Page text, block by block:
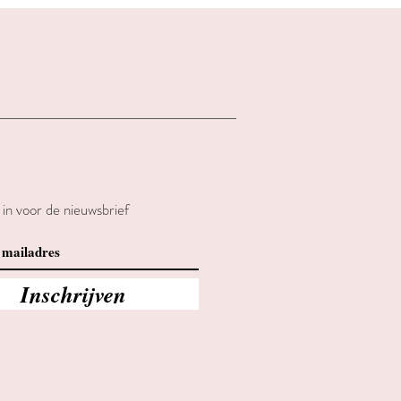
voor de nieuwsbrief
Inschrijven